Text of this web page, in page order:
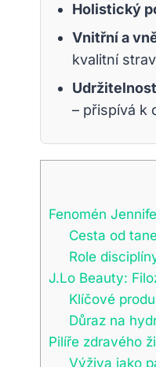
Holistický
Vnitřní a
kvalitní
– přispívá k
Fenomén
Cesta od
Role
J.Lo Beauty:
Klíčové
Důraz na
Pilíře zdravého
Výživa jako